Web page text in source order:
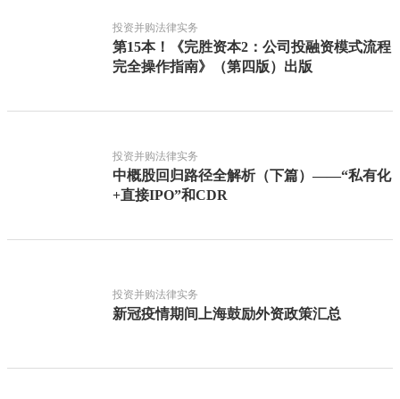
投资并购法律实务
第15本！《完胜资本2：公司投融资模式流程
完全操作指南》（第四版）出版
投资并购法律实务
中概股回归路径全解析（下篇）——“私有化
+直接IPO”和CDR
投资并购法律实务
新冠疫情期间上海鼓励外资政策汇总